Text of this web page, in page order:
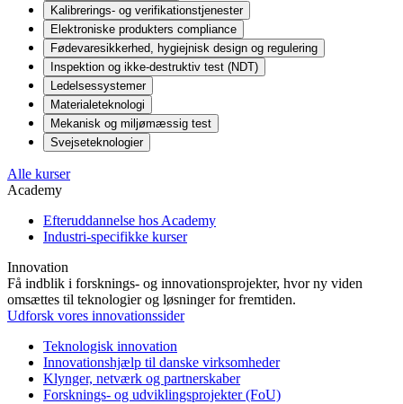
Kalibrerings- og verifikationstjenester
Elektroniske produkters compliance
Fødevaresikkerhed, hygiejnisk design og regulering
Inspektion og ikke-destruktiv test (NDT)
Ledelsessystemer
Materialeteknologi
Mekanisk og miljømæssig test
Svejseteknologier
Alle kurser
Academy
Efteruddannelse hos Academy
Industri-specifikke kurser
Innovation
Få indblik i forsknings- og innovationsprojekter, hvor ny viden
omsættes til teknologier og løsninger for fremtiden.
Udforsk vores innovationssider
Teknologisk innovation
Innovationshjælp til danske virksomheder
Klynger, netværk og partnerskaber
Forsknings- og udviklingsprojekter (FoU)